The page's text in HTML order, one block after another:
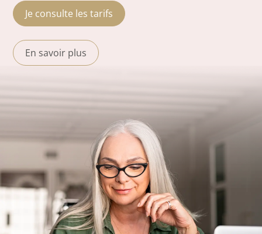
Je consulte les tarifs
En savoir plus